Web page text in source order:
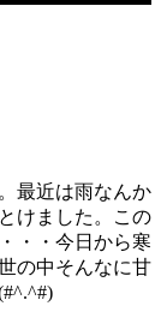
最近は雨なんか
けました。この
・・今日から寒
の中そんなに甘